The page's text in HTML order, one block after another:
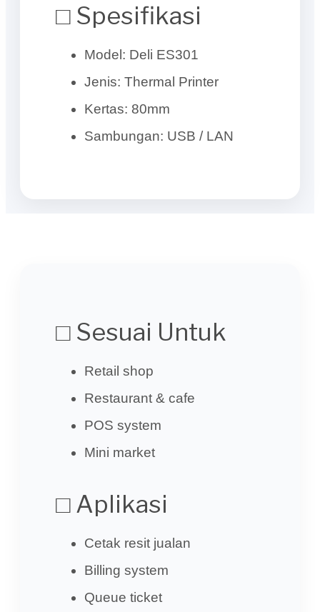
□ Spesifikasi
Model: Deli ES301
Jenis: Thermal Printer
Kertas: 80mm
Sambungan: USB / LAN
□ Sesuai Untuk
Retail shop
Restaurant & cafe
POS system
Mini market
□ Aplikasi
Cetak resit jualan
Billing system
Queue ticket